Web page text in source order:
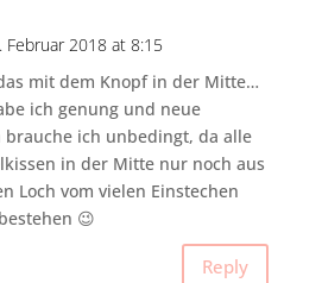
Februar 2018 at 8:15
mit dem Knopf in der Mitte…
ich genung und neue
brauche ich unbedingt, da alle
in der Mitte nur noch aus
Loch vom vielen Einstechen
😉
Reply